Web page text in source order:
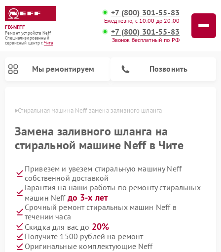
FIX-NEFF
Ремонт устройств Neff
Специализированный
cервисный центр г.Чита
+7 (800) 301-55-83
Ежедневно, с 10:00 до 20:00
+7 (800) 301-55-83
Звонок бесплатный по РФ
Мы ремонтируем Позвонить
Стиральная машина Neff замена заливного шланга
Замена заливного шланга на
стиральной машине Neff в Чите
Привезем и увезем стиральную машину Neff
собственной доставкой
Гарантия на наши работы по ремонту стиральных
машин Neff до 3-х лет
Срочный ремонт стиральных машин Neff в
течении часа
Скидка для вас до 20%
Получите 1500 рублей на ремонт
Оригинальные комплектующие Neff